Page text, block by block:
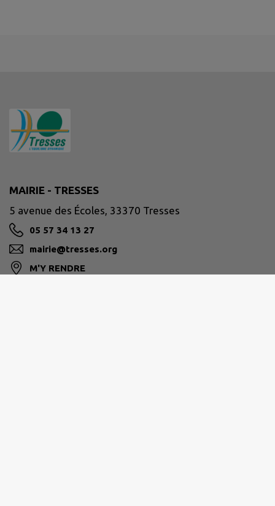
MAIRIE - TRESSES
5 avenue des Écoles, 33370 Tresses
05 57 34 13 27
mairie@tresses.org
M'Y RENDRE